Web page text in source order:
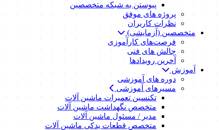
پیوستن به شبکه متخصصین
پروژه های موفق
نظرات کاربران
متخصصین (آزمایشی)
فرصت‌های کارآموزی
چالش های فنی
آخرین رویدادها
آموزش
دوره های آموزشی
مسیرهای آموزشی
تکنسین تعمیرات ماشین آلات
متخصص نگهداشت ماشین آلات
مدیر / مسئول ماشین آلات
متخصص قطعات یدکی ماشین آلات